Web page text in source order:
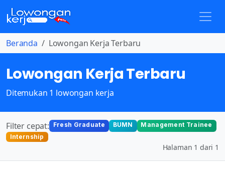
Beranda Lowongan Kerja Terbaru
Lowongan Kerja Terbaru
Ditemukan 1 lowongan kerja
Filter cepat: Fresh Graduate BUMN
Management Trainee
Internship
Halaman 1 dari 1